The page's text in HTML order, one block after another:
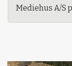
Mediehus A/S